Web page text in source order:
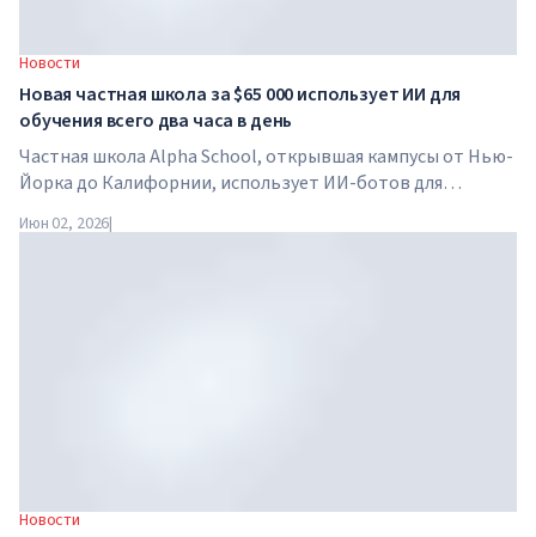
Новости
Новая частная школа за $65 000 использует ИИ для
обучения всего два часа в день
Частная школа Alpha School, открывшая кампусы от Нью-
Йорка до Калифорнии, использует ИИ-ботов для
в день. В школе нет традиционных учителей, домашних
Июн 02, 2026|
Новости